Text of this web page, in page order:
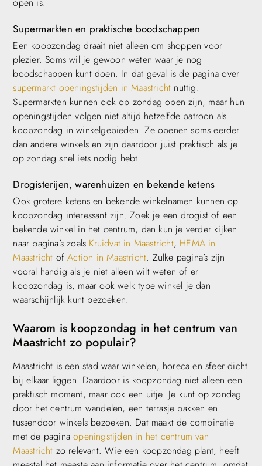
open is.
Supermarkten en praktische boodschappen
Een koopzondag draait niet alleen om shoppen voor
plezier. Soms wil je gewoon weten waar je nog
boodschappen kunt doen. In dat geval is de pagina over
supermarkt openingstijden in Maastricht nuttig.
Supermarkten kunnen ook op zondag open zijn, maar hun
openingstijden volgen niet altijd hetzelfde patroon als
koopzondag in winkelgebieden. Ze openen soms eerder
dan andere winkels en zijn daardoor juist praktisch als je
op zondag snel iets nodig hebt.
Drogisterijen, warenhuizen en bekende ketens
Ook grotere ketens en bekende winkelnamen kunnen op
koopzondag interessant zijn. Zoek je een drogist of een
bekende winkel in het centrum, dan kun je verder kijken
naar pagina’s zoals Kruidvat in Maastricht, HEMA in
Maastricht ofAction in Maastricht. Zulke pagina’s zijn
vooral handig als je niet alleen wilt weten of er
koopzondag is, maar ook welk type winkel je dan
waarschijnlijk kunt bezoeken.
Waarom is koopzondag in het centrum van
Maastricht zo populair?
Maastricht is een stad waar winkelen, horeca en sfeer dicht
bij elkaar liggen. Daardoor is koopzondag niet alleen een
praktisch moment, maar ook een uitje. Je kunt op zondag
door het centrum wandelen, een terrasje pakken en
tussendoor winkels bezoeken. Dat maakt de combinatie
met de paginaopeningstijden in het centrum van
Maastricht zo relevant. Wie een koopzondag plant, heeft